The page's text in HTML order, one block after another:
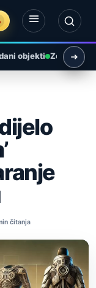
objekti Zemlja i
čitanja